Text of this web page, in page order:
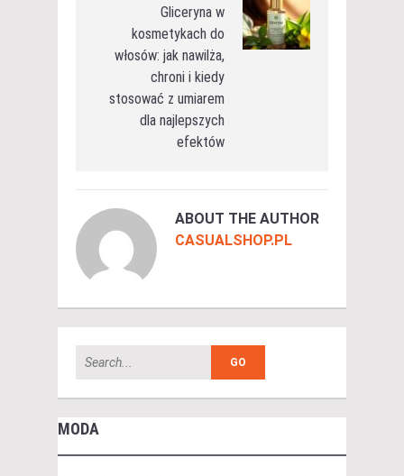
Gliceryna w
kosmetykach do
włosów: jak nawilża,
chroni i kiedy
stosować z umiarem
dla najlepszych
efektów
ABOUT THE AUTHOR
CASUALSHOP.PL
MODA